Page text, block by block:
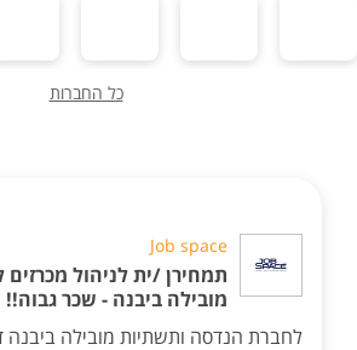
כל החברות
Job space
תמחירן /ית לניהול
מובילה ביבנה - שכר גבוה!!
לחברת הנדסה ותשתיות מובילה ביבנה